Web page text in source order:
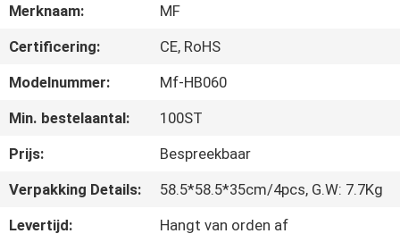
FABRIEKSREIS
KWALITEITSCONTROLE
CONTACTEER
ONS
Merknaam:
MF
Certificering:
CE, RoHS
Modelnummer:
Mf-HB060
Min. bestelaantal:
100ST
Prijs:
Bespreekbaar
Verpakking Details:
58.5*58.5*35cm/4pcs, G.W: 7.7Kg
Levertijd:
Hangt van orden af